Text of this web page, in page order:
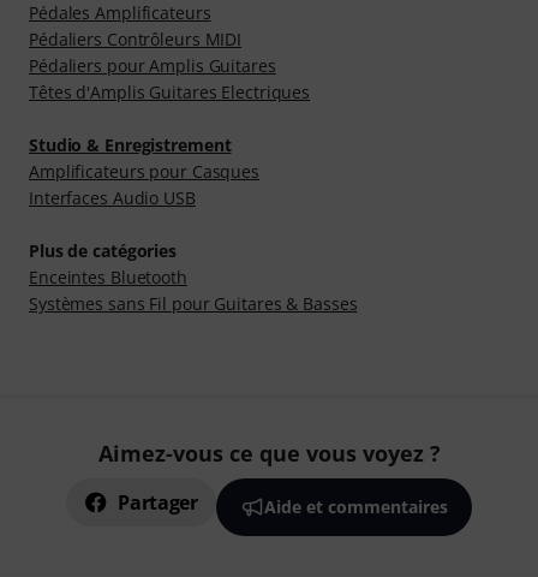
Pédales Amplificateurs
Pédaliers Contrôleurs MIDI
Pédaliers pour Amplis Guitares
Têtes d'Amplis Guitares Electriques
Studio & Enregistrement
Amplificateurs pour Casques
Interfaces Audio USB
Plus de catégories
Enceintes Bluetooth
Systèmes sans Fil pour Guitares & Basses
Aimez-vous ce que vous voyez ?
Partager Aide et commentaires